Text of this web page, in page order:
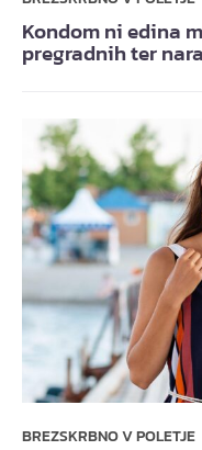
Kondom ni edina
pregradnih ter
BREZSKRBNO V POLETJE